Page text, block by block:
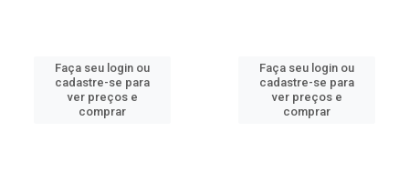
Faça seu login ou
cadastre-se para
ver preços e
comprar
Faça seu login ou
cadastre-se para
ver preços e
comprar